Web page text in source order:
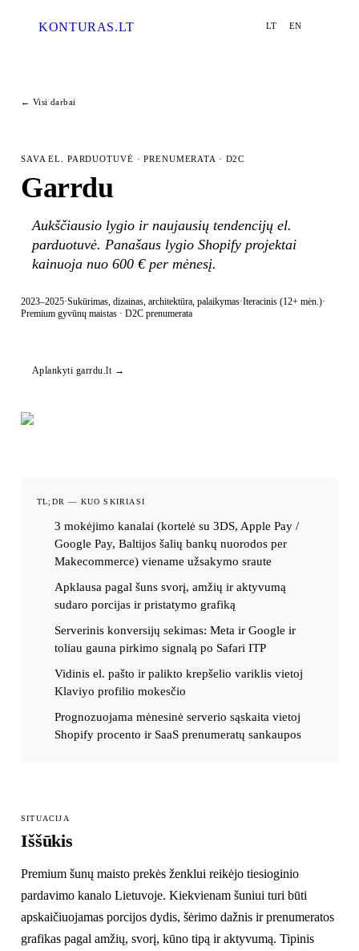
KONTURAS.LT LT EN
Procesas
Darbai
← Visi darbai
SAVA EL. PARDUOTUVĖ · PRENUMERATA · D2C
Garrdu
Aukščiausio lygio ir naujausių tendencijų el.
parduotuvė. Panašaus lygio Shopify projektai
kainuoja nuo 600 € per mėnesį.
2023–2025·Sukūrimas, dizainas, architektūra, palaikymas·Iteracinis (12+ mėn.)·
Premium gyvūnų maistas · D2C prenumerata
Aplankyti garrdu.lt →
TL;DR — KUO SKIRIASI
3 mokėjimo kanalai (kortelė su 3DS, Apple Pay /
Google Pay, Baltijos šalių bankų nuorodos per
Makecommerce) viename užsakymo sraute
Apklausa pagal šuns svorį, amžių ir aktyvumą
sudaro porcijas ir pristatymo grafiką
Serverinis konversijų sekimas: Meta ir Google ir
toliau gauna pirkimo signalą po Safari ITP
Vidinis el. pašto ir palikto krepšelio variklis vietoj
Klaviyo profilio mokesčio
Prognozuojama mėnesinė serverio sąskaita vietoj
Shopify procento ir SaaS prenumeratų sankaupos
SITUACIJA
Iššūkis
Premium šunų maisto prekės ženklui reikėjo tiesioginio
pardavimo kanalo Lietuvoje. Kiekvienam šuniui turi būti
apskaičiuojamas porcijos dydis, šėrimo dažnis ir prenumeratos
grafikas pagal amžių, svorį, kūno tipą ir aktyvumą. Tipinis